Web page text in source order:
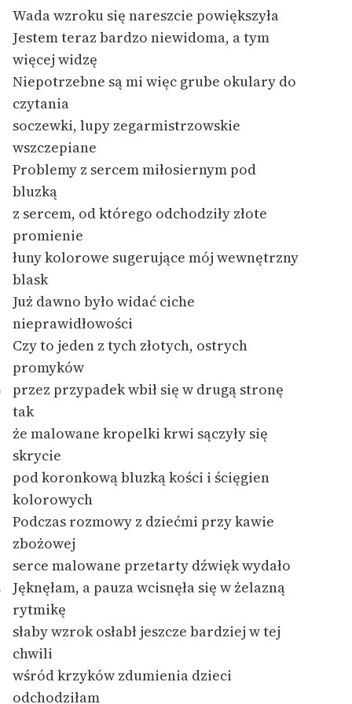
Ręce pełne poezji
Kolekcje edukacyjne
twórców przechodzących
do domeny publicznej,
lektur szkolnych oraz
Starego Testamentu
Odkurzamy bohaterów
Szkoła Poezji Wolnych
Lektur
O nas
Kontakt
O projekcie
Zespół
Zasady wykorzystania
Wolnych Lektur
Logotypy
Materiały promocyjne
Polityka prywatności
Regulamin biblioteki
Dane fundacji i
sprawozdania finansowe
Regulamin darowizn
Informacja o treściach
wrażliwych
Deklaracja dostępności
Wada wzroku się nareszcie powiększyła
Jestem teraz bardzo niewidoma, a tym
więcej widzę
Niepotrzebne są mi więc grube okulary do
czytania
soczewki, lupy zegarmistrzowskie
wszczepiane
Problemy z sercem miłosiernym pod
bluzką
z sercem, od którego odchodziły złote
promienie
łuny kolorowe sugerujące mój wewnętrzny
blask
Już dawno było widać ciche
nieprawidłowości
Czy to jeden z tych złotych, ostrych
promyków
przez przypadek wbił się w drugą stronę
tak
że malowane kropelki krwi sączyły się
skrycie
pod koronkową bluzką kości i ścięgien
kolorowych
Podczas rozmowy z dziećmi przy kawie
zbożowej
serce malowane przetarty dźwięk wydało
Jęknęłam, a pauza wcisnęła się w żelazną
rytmikę
słaby wzrok osłabł jeszcze bardziej w tej
chwili
wśród krzyków zdumienia dzieci
odchodziłam